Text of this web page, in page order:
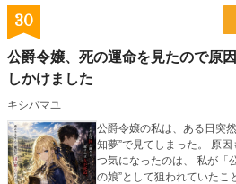
30
公爵令嬢、死の運命を見たので原
しかけました
キシバマユ
公爵令嬢の私は、ある日突
知夢”で見てしまった。 原因も犯人も分からないまま、ただ一
つ気になったのは、 私が「
の娘”として狙われていたこと。 運命を変えるために動